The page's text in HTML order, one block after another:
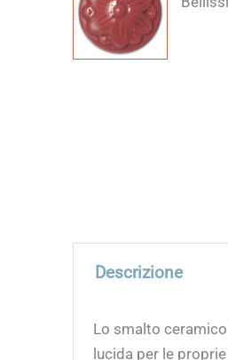
Descrizione
Lo smalto ceramico
lucida per le